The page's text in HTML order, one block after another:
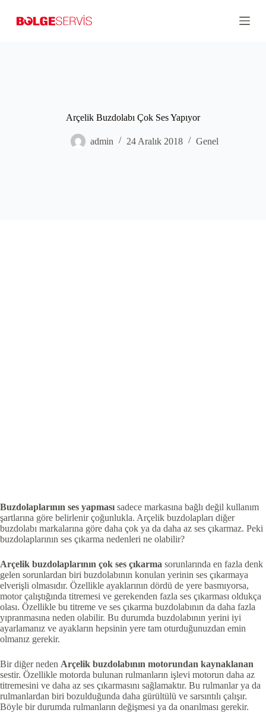
Arçelik Buzdolabı Çok Ses Yapıyor
admin 24 Aralık 2018 Genel
Buzdolaplarının ses yapması sadece markasına bağlı değil kullanım
şartlarına göre belirlenir çoğunlukla. Arçelik buzdolapları diğer
buzdolabı markalarına göre daha çok ya da daha az ses çıkarmaz. Peki
buzdolaplarının ses çıkarma nedenleri ne olabilir?
Arçelik buzdolaplarının çok ses çıkarma sorunlarında en fazla denk
gelen sorunlardan biri buzdolabının konulan yerinin ses çıkarmaya
elverişli olmasıdır. Özellikle ayaklarının dördü de yere basmıyorsa,
motor çalıştığında titremesi ve gerekenden fazla ses çıkarması oldukça
olası. Özellikle bu titreme ve ses çıkarma buzdolabının da daha fazla
yıpranmasına neden olabilir. Bu durumda buzdolabının yerini iyi
ayarlamanız ve ayakların hepsinin yere tam oturduğunuzdan emin
olmanız gerekir.
Bir diğer neden Arçelik buzdolabının motorundan kaynaklanan
sestir. Özellikle motorda bulunan rulmanların işlevi motorun daha az
titremesini ve daha az ses çıkarmasını sağlamaktır. Bu rulmanlar ya da
rulmanlardan biri bozulduğunda daha gürültülü ve sarsıntılı çalışır.
Böyle bir durumda rulmanların değişmesi ya da onarılması gerekir.